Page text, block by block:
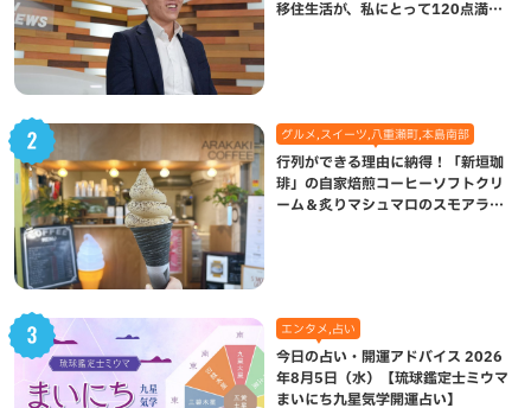
移住生活が、私にとって120点満点
グルメ,スイーツ,八重瀬町,本島南部
行列ができる理由に納得！「新垣珈
琲」の自家焙煎コーヒーソフトクリ
ーム＆炙りマシュマロのスモアラテ
エンタメ,占い
今日の占い・開運アドバイス 2026
年8月5日（水）【琉球鑑定士ミウマ
まいにち九星気学開運占い】